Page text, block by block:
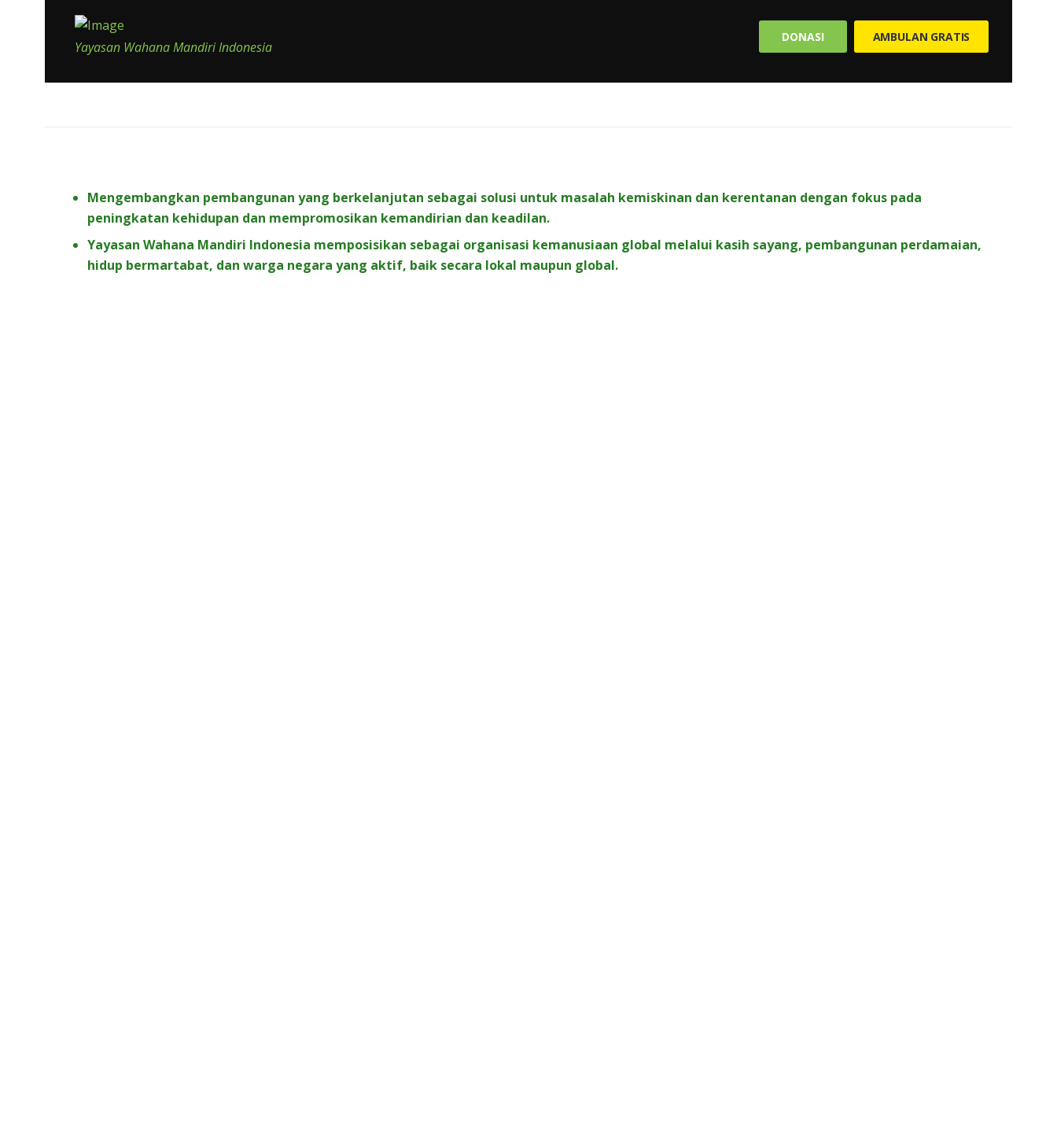
Yayasan Wahana Mandiri Indonesia
DONASI AMBULAN GRATIS
Mengembangkan pembangunan yang berkelanjutan sebagai solusi untuk masalah kemiskinan dan kerentanan dengan fokus pada
peningkatan kehidupan dan mempromosikan kemandirian dan keadilan.
Yayasan Wahana Mandiri Indonesia memposisikan sebagai organisasi kemanusiaan global melalui kasih sayang, pembangunan perdamaian,
hidup bermartabat, dan warga negara yang aktif, baik secara lokal maupun global.